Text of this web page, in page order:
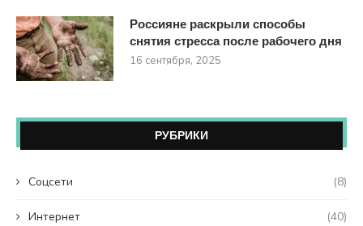
Россияне раскрыли способы
снятия стресса после рабочего дня
16 сентября, 2025
РУБРИКИ
Coцсети (8)
Интернет (40)